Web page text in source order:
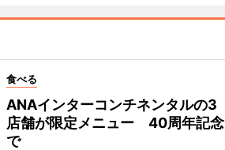
食べる
ANAインターコンチネンタルの3
店舗が限定メニュー 40周年記念
で